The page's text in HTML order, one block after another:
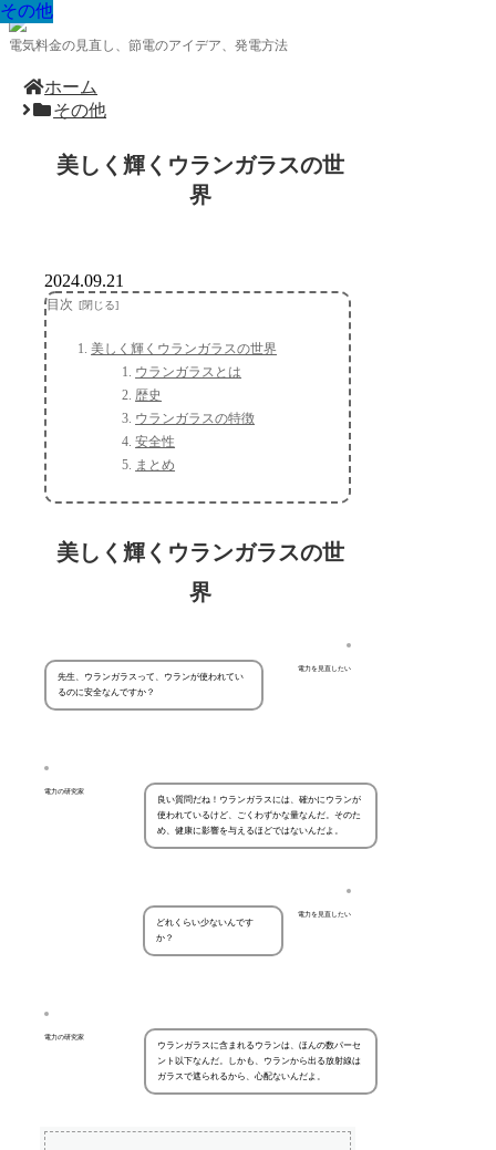
電気料金の見直し、節電のアイデア、発電方法
ホーム
その他
美しく輝くウランガラスの世
界
その他
2024.09.21
目次
美しく輝くウランガラスの世界
ウランガラスとは
歴史
ウランガラスの特徴
安全性
まとめ
美しく輝くウランガラスの世
界
電力を見直したい
先生、ウランガラスって、ウランが使われてい
るのに安全なんですか？
電力の研究家
良い質問だね！ウランガラスには、確かにウランが
使われているけど、ごくわずかな量なんだ。そのた
め、健康に影響を与えるほどではないんだよ。
電力を見直したい
どれくらい少ないんです
か？
電力の研究家
ウランガラスに含まれるウランは、ほんの数パーセ
ント以下なんだ。しかも、ウランから出る放射線は
ガラスで遮られるから、心配ないんだよ。
その他
その他
その他
その他
その他
その他
その他
その他